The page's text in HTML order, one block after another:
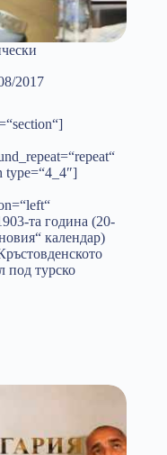
2017
type=“4_4″]
та година (20-
календар)
под турско